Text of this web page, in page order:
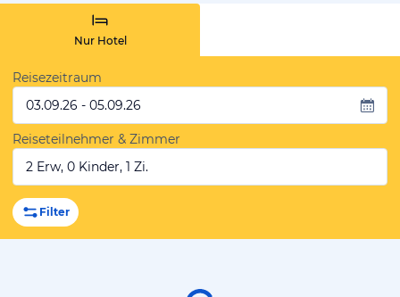
Nur Hotel
Reisezeitraum
03.09.26 - 05.09.26
Reiseteilnehmer & Zimmer
2 Erw, 0 Kinder, 1 Zi.
Filter